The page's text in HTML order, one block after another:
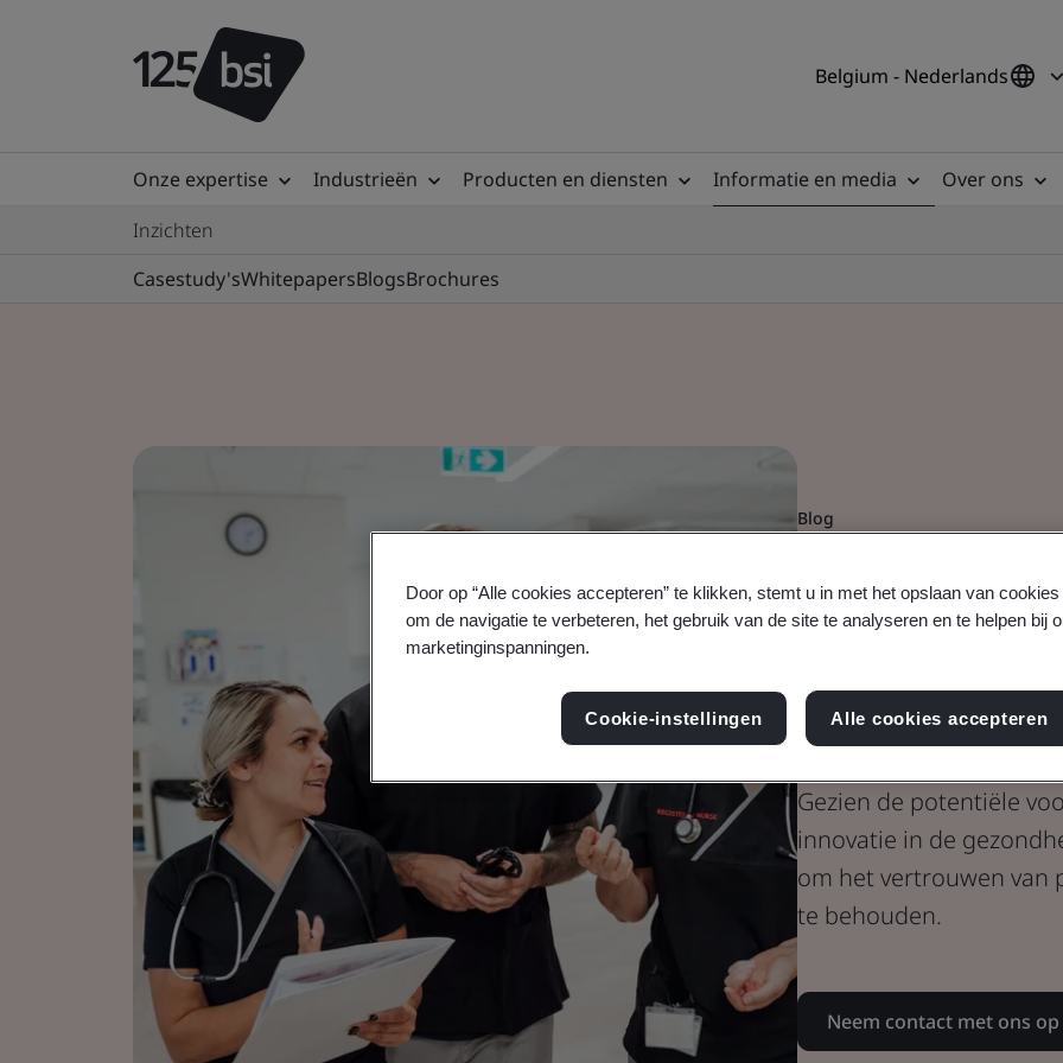
Belgium - Nederlands
Onze expertise Industrieën Producten en diensten Informatie en media
Over ons
Inzichten
Casestudy'sWhitepapersBlogsBrochures
Blog
Zorgen voor
Gezien de potentiële
innovatie in de
om het vertrouwen van
te behouden.
Neem contact met ons op
Door op “Alle cookies accepteren” te klikken, stemt u in met het opslaan van
om de navigatie te verbeteren, het gebruik van de site te analyseren en te helpen bij
marketinginspanningen.
Cookie-instellingen Alle cookies accepteren